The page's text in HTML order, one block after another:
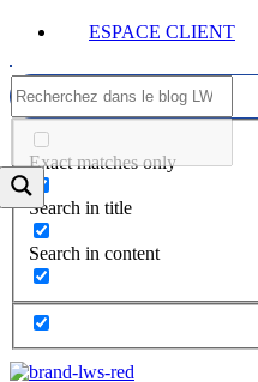
ESPACE CLIENT
Exact matches only
Search in title
Search in content